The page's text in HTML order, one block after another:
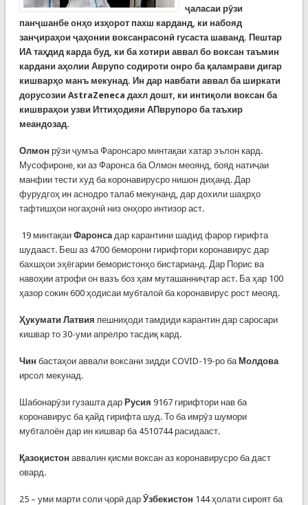
ҷаласаи рӯзи
панҷшанбе онҳо изҳорот пахш карданд, ки набояд
занҷираҳои ҷаҳонии воксанрасонӣ гусаста шаванд. Пештар
ИА таҳдид карда буд, ки ба хотири аввал бо воксан таъмин
кардани аҳолии Аврупо содироти онро ба қаламрави дигар
кишварҳо манъ мекунад. Ин дар навбати аввал ба ширкати
дорусозии AstraZeneca дахл дошт, ки интиқоли воксан ба
кишвраҳои узви Иттиҳодияи АПврупоро ба таъхир
меандозад.
Олмон рӯзи ҷумъа Фаронсаро минтақаи хатар эълон кард.
Мусофироне, ки аз Фаронса ба Олмон меоянд, бояд натиҷаи
манфии тести худ ба коронавирусро нишон диҳанд. Дар
фурудгоҳ ин аснодро талаб мекунанд, дар дохили шаҳрҳо
тафтишҳои ногаҳонӣ низ онҳоро интизор аст.
19 минтақаи Фаронсадар карантини шадид фарор гирифта
шудааст. Беш аз 4700 беморони гирифтори коронавирус дар
бахшҳои эҳёгарии бемористонҳо бистарианд. Дар Порис ва
навоҳии атрофи он вазъ боз ҳам муташанниҷтар аст. Ба ҳар 100
ҳазор сокин 600 ҳодисаи мубталоӣ ба коронавирус рост меояд.
Ҳукумати Латвия пешниҳоди тамдиди карантин дар саросари
кишвар то 30-уми апрелро тасдиқ кард.
Чин бастаҳои аввали воксани зидди COVID-19-ро ба Молдова
ирсол мекунад.
Шабонарӯзи гузашта дар Русия 9167 гирифтори нав ба
коронавирус ба қайд гирифта шуд. То ба имрӯз шумори
мубталоён дар ин кишвар ба 4510744 расидааст.
Қазоқистон аввалин қисми воксан аз коронавирусро ба даст
овард.
25 – уми марти соли ҷорӣ дар Ӯзбекистон 144 ҳолати сироят ба